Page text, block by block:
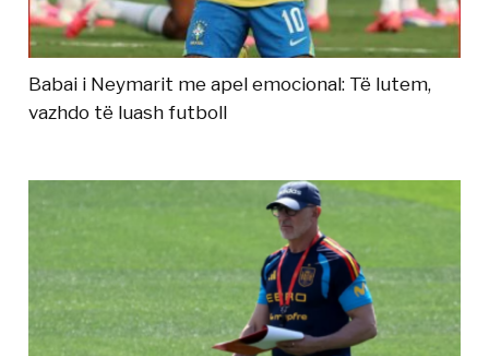
Babai i Neymarit me apel emocional: Të lutem,
vazhdo të luash futboll